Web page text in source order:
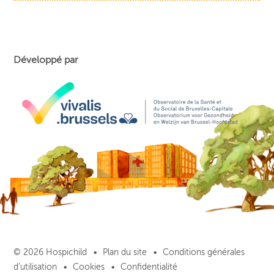
Développé par
© 2026 Hospichild Plan du site
Conditions générales
d’utilisation
Cookies Confidentialité